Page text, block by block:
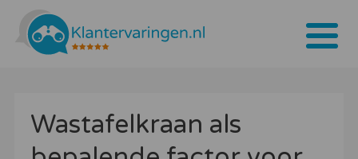
Tarieven
Wastafelkraan als